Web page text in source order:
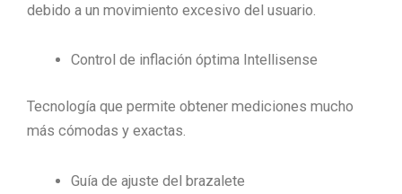
debido a un movimiento excesivo del usuario.
Control de inf­lación óptima Intellisense
Tecnología que permite obtener mediciones mucho
más cómodas y exactas.
Guía de ajuste del brazalete